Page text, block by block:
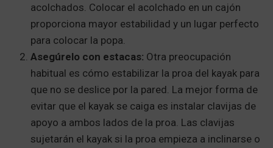
acolchados. Colocar el acolchado en un cajón
proporciona mayor estabilidad y un lugar perfecto
para colocar la popa.
Asegúrelo con estacas: Otra preocupación
habitual es cómo estabilizar la proa del kayak para
que no se deslice por la pared. La mejor forma de
evitar que el kayak se caiga es instalar clavijas de
apoyo a ambos lados de la proa. Las clavijas
sujetarán el kayak si la proa empieza a inclinarse o